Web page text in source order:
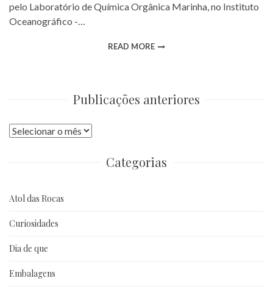
pelo Laboratório de Química Orgânica Marinha, no Instituto
Oceanográfico -…
READ MORE
Publicações anteriores
Publicações
Categorias
Atol das Rocas
Curiosidades
Dia de que
Embalagens